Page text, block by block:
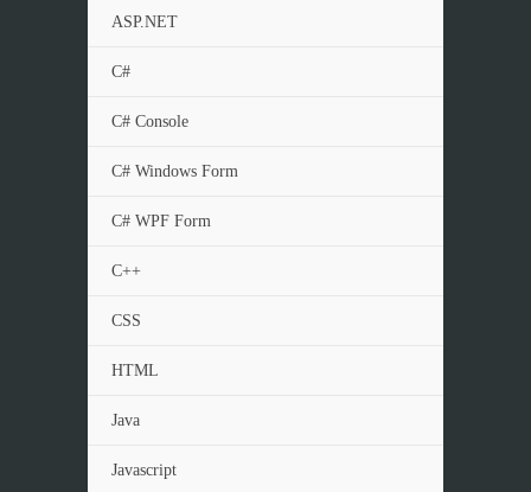
ASP.NET
C#
C# Console
C# Windows Form
C# WPF Form
C++
CSS
HTML
Java
Javascript